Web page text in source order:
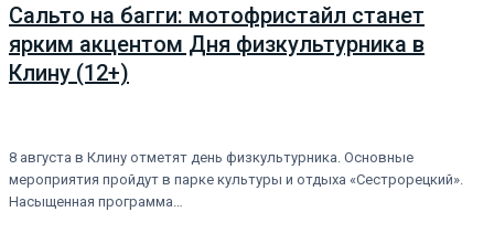
Сальто на багги: мотофристайл станет
ярким акцентом Дня физкультурника в
Клину (12+)
8 августа в Клину отметят день физкультурника. Основные
мероприятия пройдут в парке культуры и отдыха «Сестрорецкий».
Насыщенная программа…